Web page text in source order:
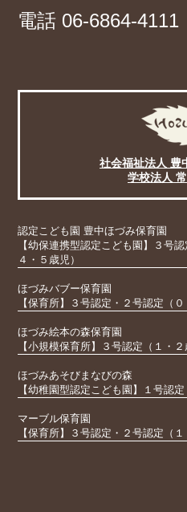
電話 06-6864-4111
社会福祉法人 豊
学校法人
認定こども園 豊中ほづみ保育園
【幼保連携型認定こども園】３号
４・５歳児）
ほづみバブー保育園
【保育所】３号認定・２号認定（
ほづみ絵本の森保育園
【小規模保育所】３号認定（１・２
ほづみあそびまなびの森
【幼稚園型認定こども園】１号認
マーブル保育園
【保育所】３号認定・２号認定（